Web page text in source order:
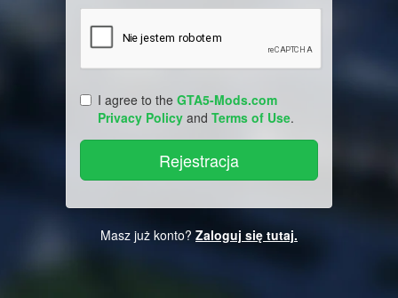
I agree to the GTA5-Mods.com
Privacy Policy and Terms of Use.
Masz już konto? Zaloguj się tutaj.